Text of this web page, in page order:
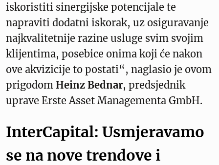
iskoristiti sinergijske potencijale te
napraviti dodatni iskorak, uz osiguravanje
najkvalitetnije razine usluge svim svojim
klijentima, posebice onima koji će nakon
ove akvizicije to postati“, naglasio je ovom
prigodom Heinz Bednar, predsjednik
uprave Erste Asset Managementa GmbH.
InterCapital: Usmjeravamo
se na nove trendove i